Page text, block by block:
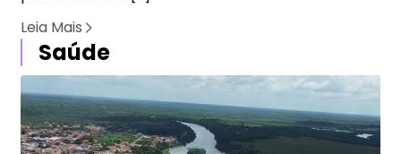
público
Leia Mais
Saúde